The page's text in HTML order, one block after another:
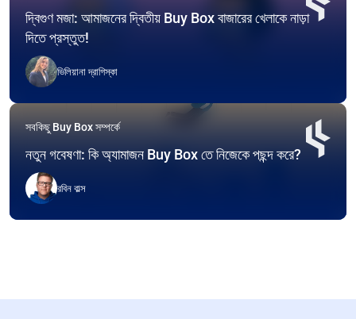
দ্বিগুণ মজা: আমাজনের দ্বিতীয় Buy Box বাজারের খেলাকে নাড়া
দিতে প্রস্তুত!
ভিলিয়ানা দ্রাগিস্কা
সবকিছু Buy Box সম্পর্কে
নতুন গবেষণা: কি অ্যামাজন Buy Box তে নিজেকে পছন্দ করে?
রবিন বাল্স